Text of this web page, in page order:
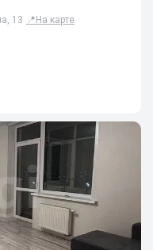
13 📍 На карте